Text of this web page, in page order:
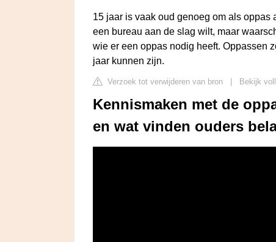
15 jaar is vaak oud genoeg om als
een bureau aan de slag wilt, maar
wie er een oppas nodig heeft. Oppassen
jaar kunnen zijn.
Verzoek tot verwijderen van bron Bekijk
Kennismaken met de
en wat vinden ouders